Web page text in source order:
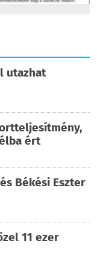
utazhat
ért
Békési Eszter
11 ezer